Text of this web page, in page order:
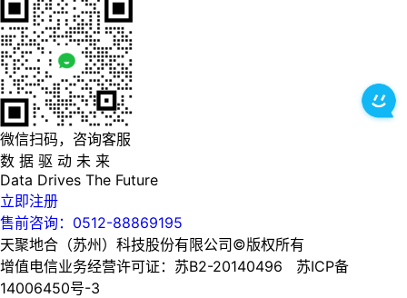
微信扫码，咨询客服
数 据 驱 动 未 来
Data Drives The Future
立即注册
售前咨询：0512-88869195
天聚地合（苏州）科技股份有限公司©版权所有
增值电信业务经营许可证：苏B2-20140496 苏ICP备
14006450号-3